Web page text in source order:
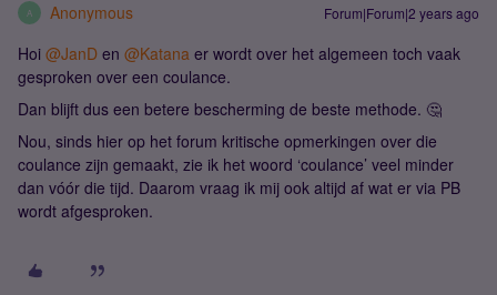
A Anonymous Forum|Forum|2 years ago
Hoi @JanD en @Katana er wordt over het algemeen toch vaak
gesproken over een coulance.
Dan blijft dus een betere bescherming de beste methode. 🤔
Nou, sinds hier op het forum kritische opmerkingen over die
coulance zijn gemaakt, zie ik het woord ‘coulance’ veel minder
dan vóór die tijd. Daarom vraag ik mij ook altijd af wat er via PB
wordt afgesproken.